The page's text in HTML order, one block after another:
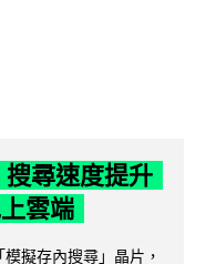
尋速度提升
雲端
擬存內搜尋」晶片，